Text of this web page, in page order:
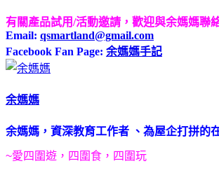
有關產品試用/活動邀請 ，歡迎與余媽媽聯
Email: qsmartland@gmail.com
Facebook Fan Page: 余媽媽手記
余媽媽
余媽媽， 資深教育工作者 、為屋企打拼的
~愛四圍遊，四圍食，四圍玩